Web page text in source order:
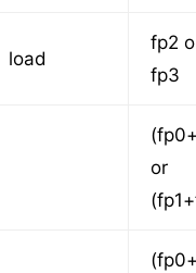
load
fp2
fp3
or